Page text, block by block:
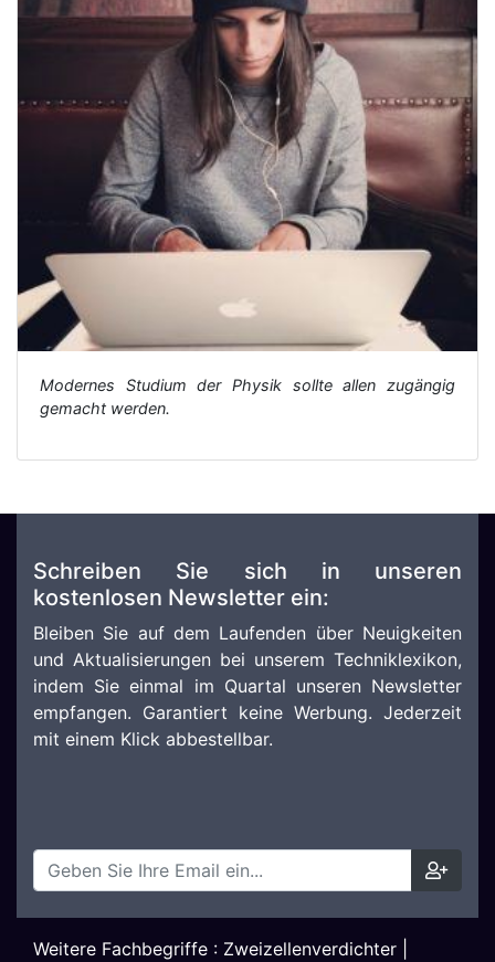
Modernes Studium der Physik sollte allen zugängig
gemacht werden.
Schreiben Sie sich in unseren
kostenlosen Newsletter ein:
Bleiben Sie auf dem Laufenden über Neuigkeiten
und Aktualisierungen bei unserem Techniklexikon,
indem Sie einmal im Quartal unseren Newsletter
empfangen. Garantiert keine Werbung. Jederzeit
mit einem Klick abbestellbar.
Weitere Fachbegriffe : Zweizellenverdichter